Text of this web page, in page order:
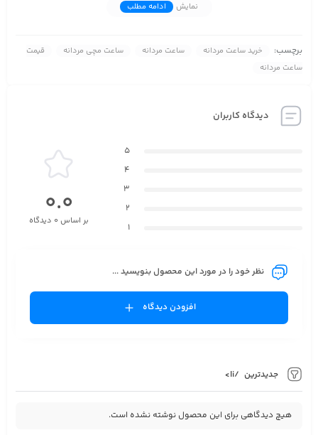
نوع قفل
مقاومت دربرابر آب ضدآب
مردانه 40 میلی متر زنانه 28میلیمتر
کوارتز
عقربه شب نما
نمایش ادامه مطلب
برچسب: خرید ساعت مردانه ساعت مردانه ساعت مچی مردانه
قیمت
ساعت مردانه
دیدگاه کاربران
جدیدترین /li>
هیچ دیدگاهی برای این محصول نوشته نشده است.
5
4
3
2
1
0.0
بر اساس 0 دیدگاه
نظر خود را در مورد این محصول بنویسید ...
افزودن دیدگاه